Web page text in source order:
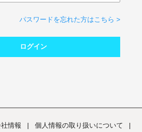
パスワードを忘れた方はこちら >
ログイン
情報 | 個人情報の取り扱いについて |